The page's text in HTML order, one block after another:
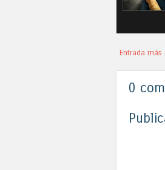
Entrada más
0